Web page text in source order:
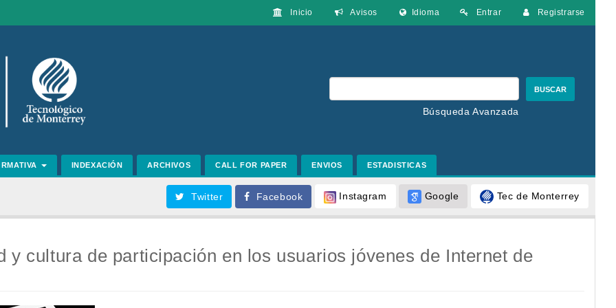
Entrar Registrarse
Inicio Avisos Idioma
BUSCAR
Búsqueda Avanzada
INDEXACIÓN ARCHIVOS CALL FOR PAPER ENVIOS ESTADISTICAS
Twitter Facebook Instagram Google Tec de Monterrey
y cultura de participación en los usuarios jóvenes de Internet de